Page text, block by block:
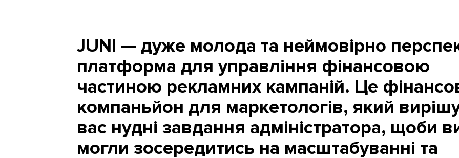
JUNI — дуже молода та неймовірно
платформа для управління фінансовою
частиною рекламних кампаній. Це
компаньйон для маркетологів, який
вас нудні завдання адміністратора, щоби
могли зосередитись на масштабуванні та